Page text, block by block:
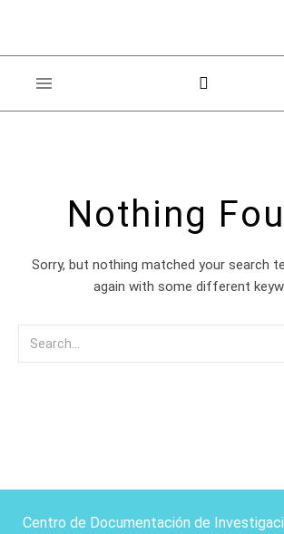
Nothing
Sorry, but nothing matched your search
again with some different
Centro de Documentación de